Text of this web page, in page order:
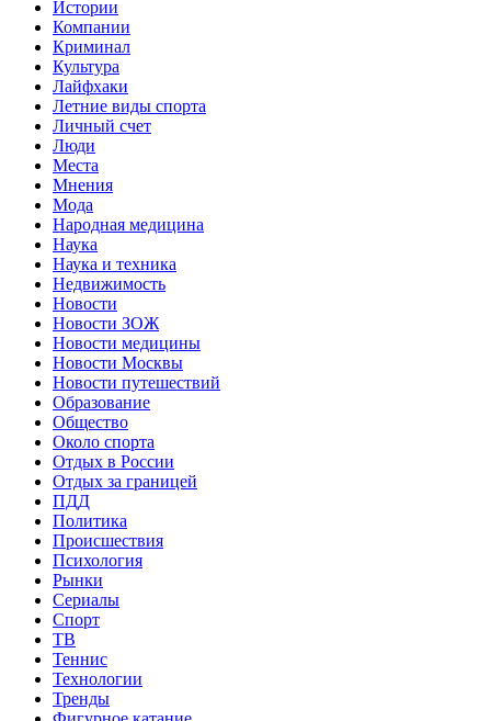
Истории
Компании
Криминал
Культура
Лайфхаки
Летние виды спорта
Личный счет
Люди
Места
Мнения
Мода
Народная медицина
Наука
Наука и техника
Недвижимость
Новости
Новости ЗОЖ
Новости медицины
Новости Москвы
Новости путешествий
Образование
Общество
Около спорта
Отдых в России
Отдых за границей
ПДД
Политика
Происшествия
Психология
Рынки
Сериалы
Спорт
ТВ
Теннис
Технологии
Тренды